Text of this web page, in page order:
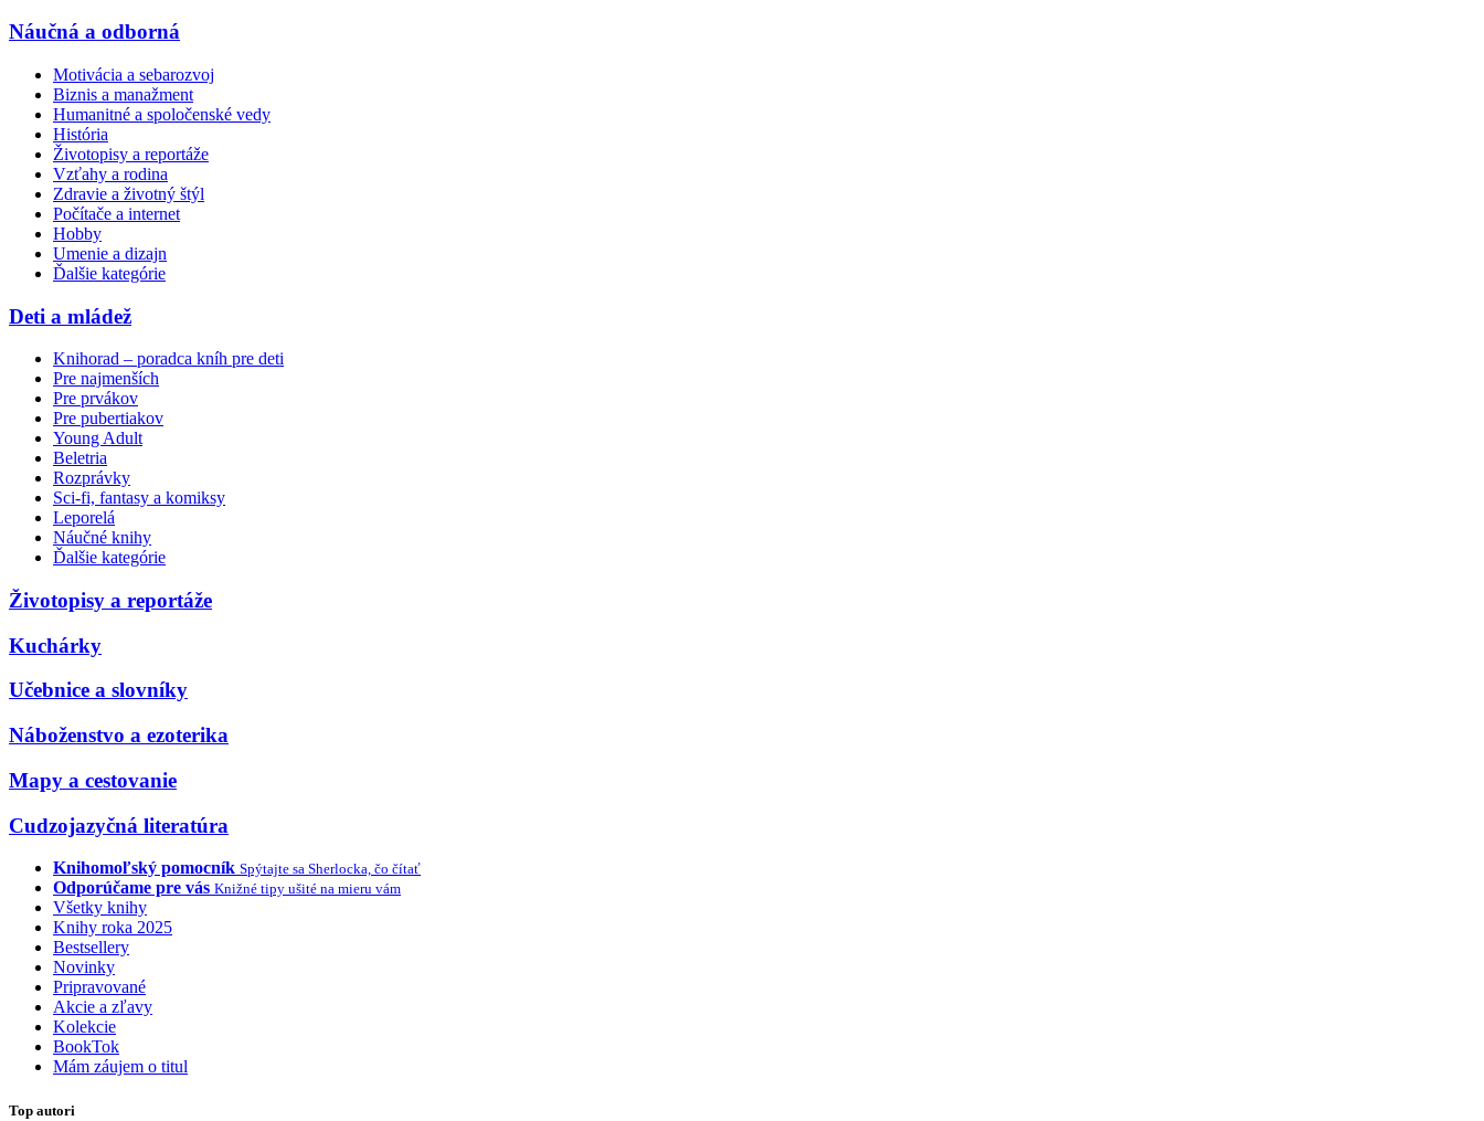
Náučná a odborná
Motivácia a sebarozvoj
Biznis a manažment
Humanitné a spoločenské vedy
História
Životopisy a reportáže
Vzťahy a rodina
Zdravie a životný štýl
Počítače a internet
Hobby
Umenie a dizajn
Ďalšie kategórie
Deti a mládež
Knihorad – poradca kníh pre deti
Pre najmenších
Pre prvákov
Pre pubertiakov
Young Adult
Beletria
Rozprávky
Sci-fi, fantasy a komiksy
Leporelá
Náučné knihy
Ďalšie kategórie
Životopisy a reportáže
Kuchárky
Učebnice a slovníky
Náboženstvo a ezoterika
Mapy a cestovanie
Cudzojazyčná literatúra
Knihomoľský pomocník Spýtajte sa Sherlocka, čo čítať
Odporúčame pre vás Knižné tipy ušité na mieru vám
Všetky knihy
Knihy roka 2025
Bestsellery
Novinky
Pripravované
Akcie a zľavy
Kolekcie
BookTok
Mám záujem o titul
Top autori